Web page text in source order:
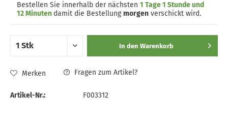
Bestellen Sie innerhalb der nächsten 1 Tage 1 Stunde und
12 Minuten damit die Bestellungmorgen verschickt wird.
In den Warenkorb
Merken Fragen zum Artikel?
Artikel-Nr.: F003312